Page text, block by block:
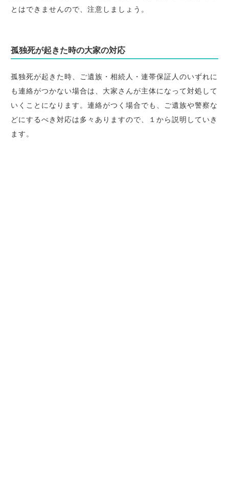
とはできませんので、注意しましょう。
孤独死が起きた時の大家の対応
孤独死が起きた時、ご遺族・相続人・連帯保証人のいずれに
も連絡がつかない場合は、大家さんが主体になって対処して
いくことになります。連絡がつく場合でも、ご遺族や警察な
どにするべき対応は多々ありますので、１から説明していき
ます。